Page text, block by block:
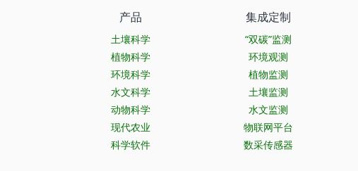
产品
土壤科学
植物科学
环境科学
水文科学
动物科学
现代农业
科学软件
集成定制
“双碳”监测
环境观测
植物监测
土壤监测
水文监测
物联网平台
数采传感器